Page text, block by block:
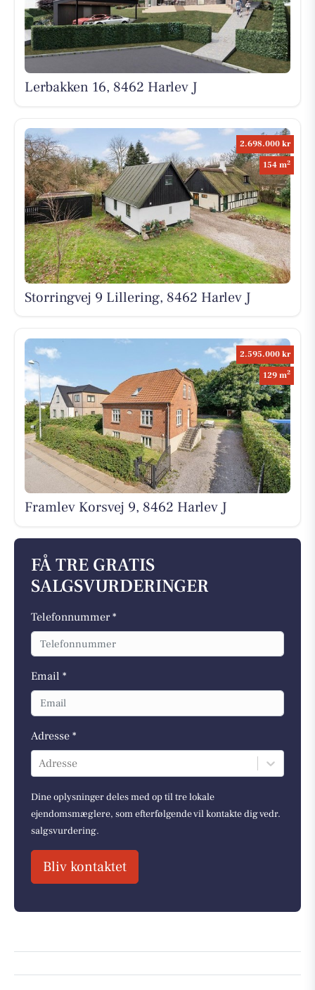
Lerbakken 16, 8462 Harlev J
2.698.000 kr
154 m2
Storringvej 9 Lillering, 8462 Harlev J
2.595.000 kr
129 m2
Framlev Korsvej 9, 8462 Harlev J
FÅ TRE GRATIS
SALGSVURDERINGER
Telefonnummer *
Email *
Adresse *
Adresse
Dine oplysninger deles med op til tre lokale
ejendomsmæglere, som efterfølgende vil kontakte dig vedr.
salgsvurdering.
Bliv kontaktet